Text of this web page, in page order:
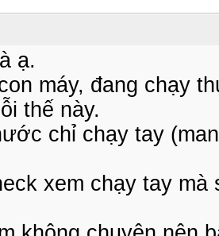
ạ.
máy, đang chạy
thế này.
chỉ chạy tay
xem chạy tay